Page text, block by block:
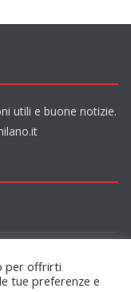
utili e buone notizie.
per offrirti
tue preferenze e